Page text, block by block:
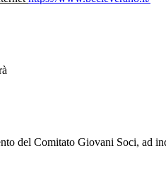
del Comitato Giovani Soci, ad